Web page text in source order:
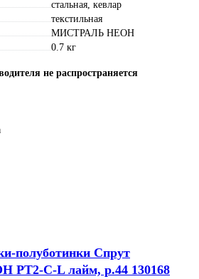
стальная, кевлар
текстильная
МИСТРАЛЬ НЕОН
0.7 кг
не распространяется
полуботинки Спрут
C-L лайм, р.44 130168